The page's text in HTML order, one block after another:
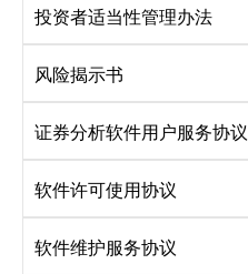
投资者适当性管理办法
风险揭示书
证券分析软件用户服务协议
软件许可使用协议
软件维护服务协议